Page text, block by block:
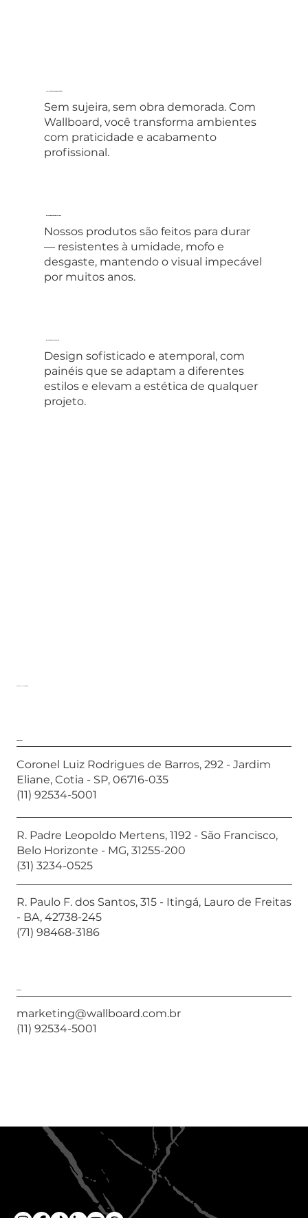
Sem sujeira, sem obra demorada. Com
Wallboard, você transforma ambientes
com praticidade e acabamento
profissional.
Nossos produtos são feitos para durar
— resistentes à umidade, mofo e
desgaste, mantendo o visual impecável
por muitos anos.
Design sofisticado e atemporal, com
painéis que se adaptam a diferentes
estilos e elevam a estética de qualquer
projeto.
Nossas Unidades
Coronel Luiz Rodrigues de Barros, 292 - Jardim
Eliane, Cotia - SP, 06716-035
(11) 92534-5001
R. Padre Leopoldo Mertens, 1192 - São Francisco,
Belo Horizonte - MG, 31255-200
(31) 3234-0525
R. Paulo F. dos Santos, 315 - Itingá, Lauro de Freitas
- BA, 42738-245
(71) 98468-3186
marketing@wallboard.com.br
(11)92534-5001